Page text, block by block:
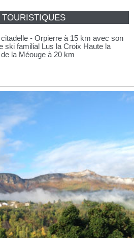
TOURISTIQUES
- Orpierre à 15 km avec son
ski familial Lus la Croix Haute la
la Méouge à 20 km